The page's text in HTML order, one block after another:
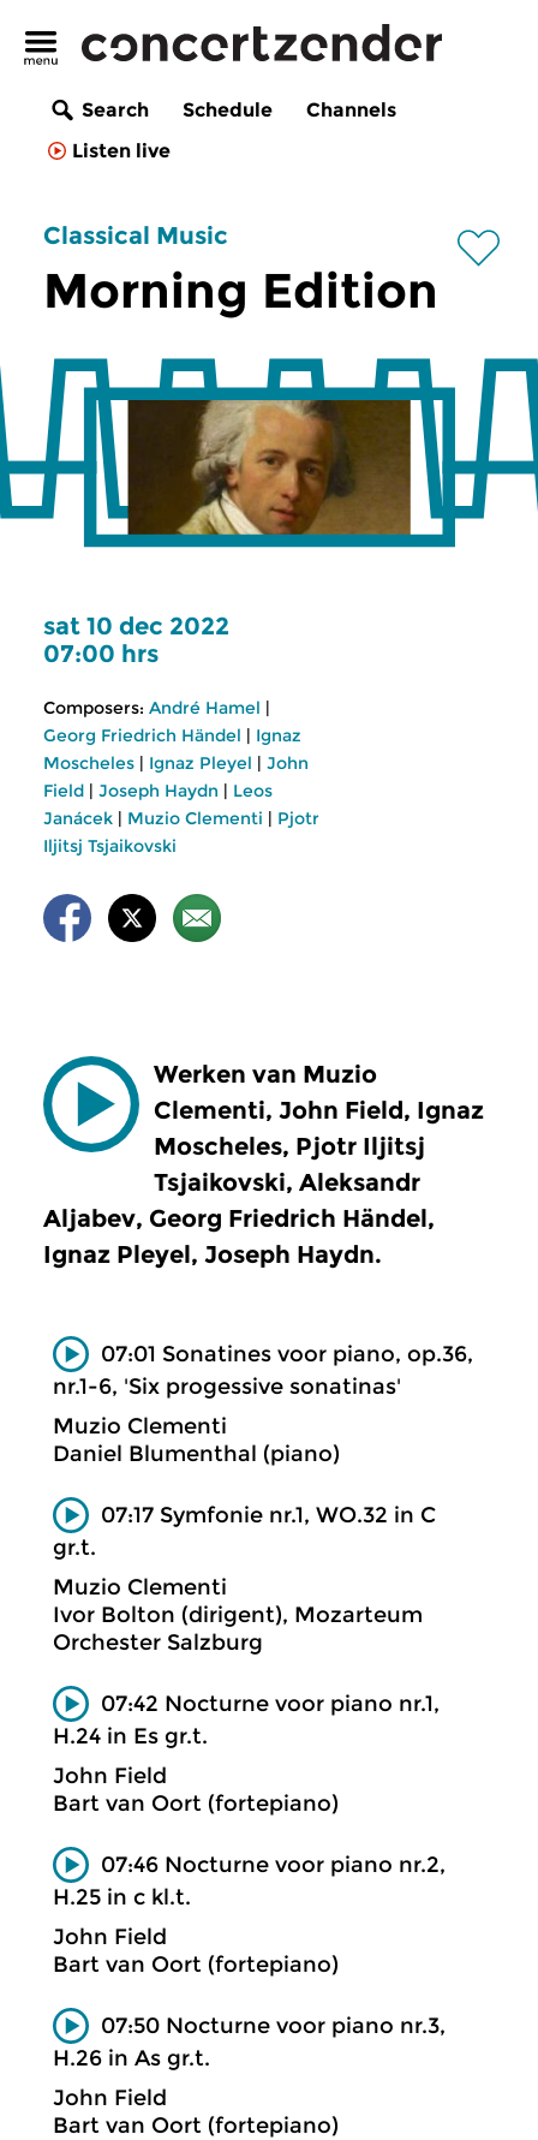
Search Schedule
Channels
Listen live
Classical Music
Morning Edition
sat 10 dec 2022
07:00 hrs
Composers: André Hamel |
Georg Friedrich Händel | Ignaz
Moscheles | Ignaz Pleyel | John
Field | Joseph Haydn | Leos
Janácek | Muzio Clementi | Pjotr
Iljitsj Tsjaikovski
Werken van Muzio
Clementi, John Field, Ignaz
Moscheles, Pjotr Iljitsj
Tsjaikovski, Aleksandr
Aljabev, Georg Friedrich Händel,
Ignaz Pleyel, Joseph Haydn.
07:01 Sonatines voor piano, op.36,
nr.1-6, 'Six progessive sonatinas'
Muzio Clementi
Daniel Blumenthal (piano)
07:17 Symfonie nr.1, WO.32 in C
gr.t.
Muzio Clementi
Ivor Bolton (dirigent), Mozarteum
Orchester Salzburg
07:42 Nocturne voor piano nr.1,
H.24 in Es gr.t.
John Field
Bart van Oort (fortepiano)
07:46 Nocturne voor piano nr.2,
H.25 in c kl.t.
John Field
Bart van Oort (fortepiano)
07:50 Nocturne voor piano nr.3,
H.26 in As gr.t.
John Field
Bart van Oort (fortepiano)